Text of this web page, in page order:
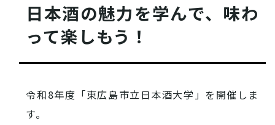
日本酒の魅力を学んで、味わ
って楽しもう！
令和8年度「東広島市立日本酒大学」を開催しま
す。